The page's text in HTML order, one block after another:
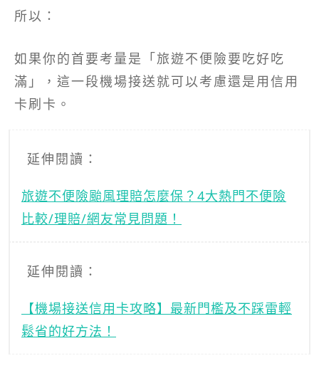
所以：
如果你的首要考量是「旅遊不便險要吃好吃
滿」，這一段機場接送就可以考慮還是用信用
卡刷卡。
延伸閱讀：
旅遊不便險颱風理賠怎麼保？4大熱門不便險
比較/理賠/網友常見問題！
延伸閱讀：
【機場接送信用卡攻略】最新門檻及不踩雷輕
鬆省的好方法！